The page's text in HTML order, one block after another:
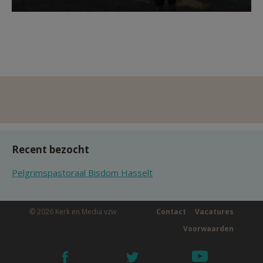
Recent bezocht
Pelgrimspastoraal Bisdom Hasselt
© 2026 Kerk en Media vzw Vacatures
Contact
Voorwaarden